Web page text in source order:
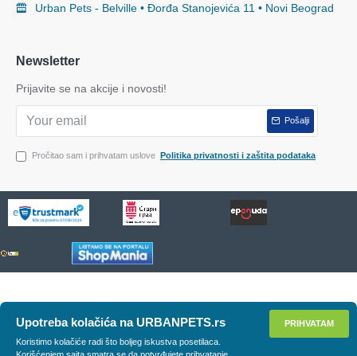
Urban Pets - Belville • Đorđa Stanojevića 11 • Novi Beograd
Newsletter
Prijavite se na akcije i novosti!
Pošalji
Pročitao sam i prihvatam uslove Politika privatnosti i zaštita podataka
PRIHVATAM
Upotreba kolačića na URBANPETS.rs
Koristimo kolačiće radi što boljeg iskustva posetilaca.